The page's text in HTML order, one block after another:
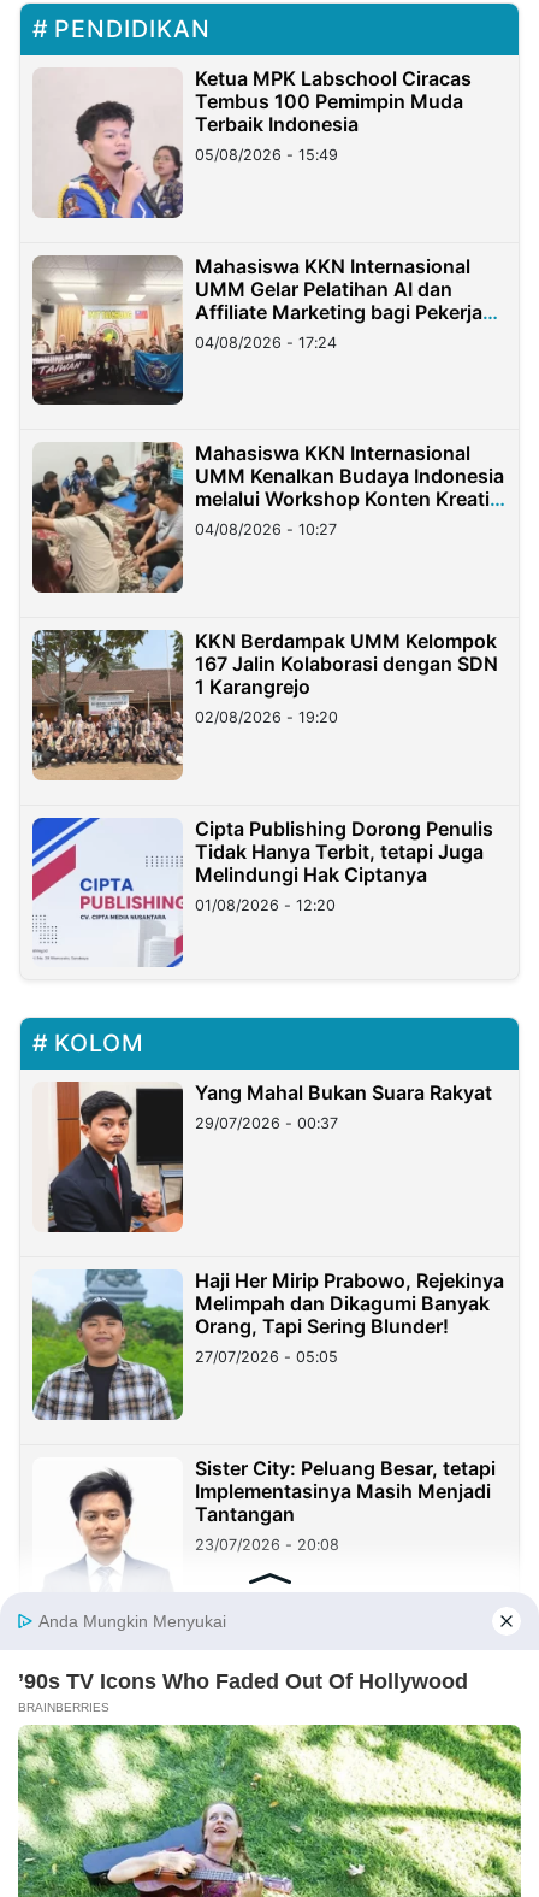
PENDIDIKAN
Ketua MPK Labschool Ciracas
Tembus 100 Pemimpin Muda
Terbaik Indonesia
05/08/2026 - 15:49
Mahasiswa KKN Internasional
UMM Gelar Pelatihan AI dan
Affiliate Marketing bagi Pekerja
Migran Indonesia di Taiwan
04/08/2026 - 17:24
Mahasiswa KKN Internasional
UMM Kenalkan Budaya Indonesia
melalui Workshop Konten Kreatif
di Taiwan
04/08/2026 - 10:27
KKN Berdampak UMM Kelompok
167 Jalin Kolaborasi dengan SDN
1 Karangrejo
02/08/2026 - 19:20
Cipta Publishing Dorong Penulis
Tidak Hanya Terbit, tetapi Juga
Melindungi Hak Ciptanya
01/08/2026 - 12:20
KOLOM
Yang Mahal Bukan Suara Rakyat
29/07/2026 - 00:37
Haji Her Mirip Prabowo, Rejekinya
Melimpah dan Dikagumi Banyak
Orang, Tapi Sering Blunder!
27/07/2026 - 05:05
Sister City: Peluang Besar, tetapi
Implementasinya Masih Menjadi
Tantangan
23/07/2026 - 20:08
untuk Nilai, Mulai Mendidik untuk
23/07/2026 - 19:59
Benang Merah Sindangkasih:
Dari Perintis Purwakarta hingga
KDM